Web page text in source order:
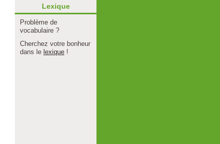
Lexique
Problème de
vocabulaire ?
Cherchez votre bonheur
dans le lexique !